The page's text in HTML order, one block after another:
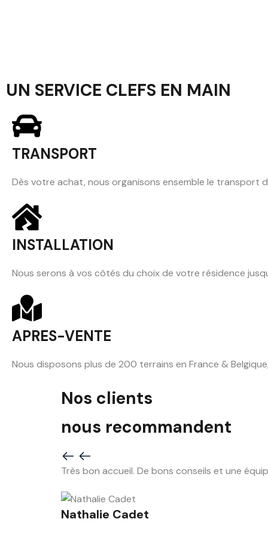
UN SERVICE CLEFS EN MAIN
TRANSPORT
Dès votre achat, nous organisons ensemble le transport
INSTALLATION
Nous serons à vos côtés du choix de votre résidence
APRES-VENTE
Nous disposons plus de 200 terrains en France &
Nos clients
nous recommandent
Très bon accueil. De bons conseils et une
Nathalie Cadet